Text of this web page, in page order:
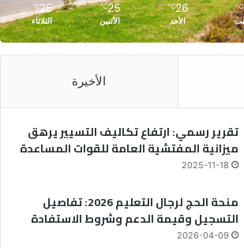
℃
26
℃
الأحد
25
℃
الأثنين
26
℃
الثلاثاء
الأخيرة
تقرير رسمي: ارتفاع تكاليف التسيير يرهق
ميزانية المفتشية العامة للقوات المساعدة
2025-11-18
منحة الحج لرجال التعليم 2026: تفاصيل
التسجيل وقيمة الدعم وشروط الاستفادة
2026-04-09